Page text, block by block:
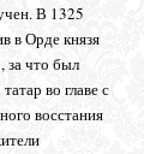
В 1325
в Орде князя
за что был
во главе с
восстания